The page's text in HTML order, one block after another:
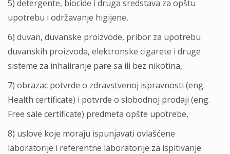
5) detergente, biocide i druga sredstava za opštu
upotrebu i održavanje higijene,
6) duvan, duvanske proizvode, pribor za upotrebu
duvanskih proizvoda, elektronske cigarete i druge
sisteme za inhaliranje pare sa ili bez nikotina,
7) obrazac potvrde o zdravstvenoj ispravnosti (eng.
Health certificate) i potvrde o slobodnoj prodaji (eng.
Free sale certificate) predmeta opšte upotrebe,
8) uslove koje moraju ispunjavati ovlašćene
laboratorije i referentne laboratorije za ispitivanje